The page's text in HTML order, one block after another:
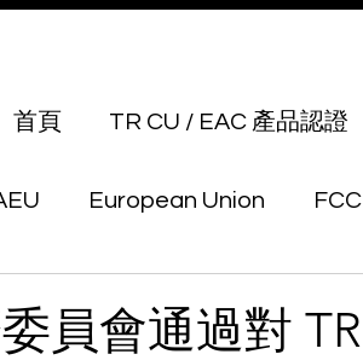
首頁 TR CU / EAC 產品認證
European Union FCC
員會通過對